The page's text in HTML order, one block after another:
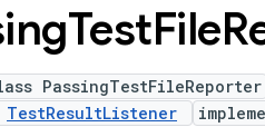
TestFile
PassingTestFileReporter
TestResultListener